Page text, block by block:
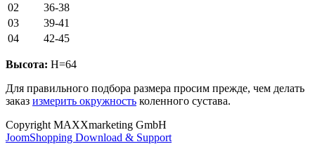
02
36-38
03
39-41
04
42-45
Высота: H=64
Для правильного подбора размера просим прежде, чем делать
заказ измерить окружность коленного сустава.
Copyright MAXXmarketing GmbH
JoomShopping Download & Support